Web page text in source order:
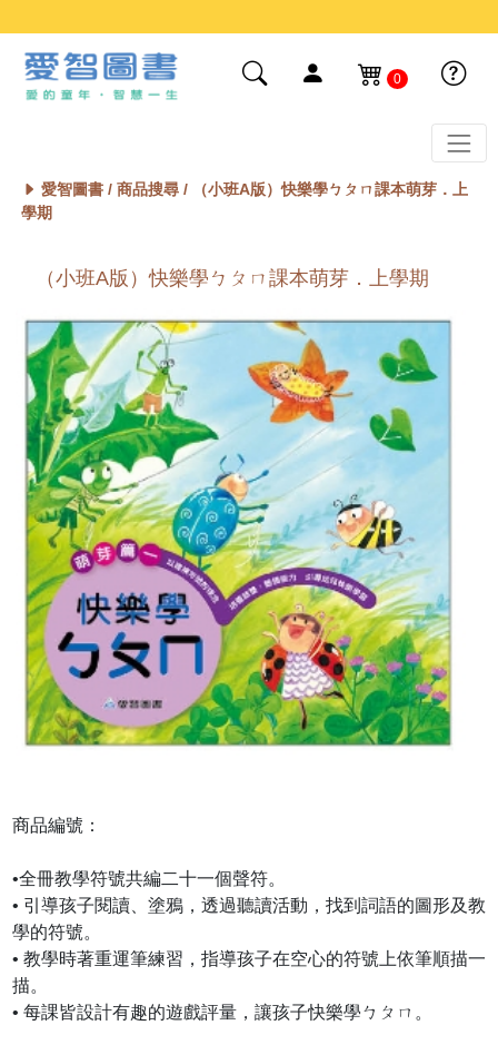
0
愛智圖書 / 商品搜尋/ （小班A版）快樂學ㄅㄆㄇ課本萌芽．上
學期
（小班A版）快樂學ㄅㄆㄇ課本萌芽．上學期
商品編號：
•全冊教學符號共編二十一個聲符。
• 引導孩子閱讀、塗鴉，透過聽讀活動，找到詞語的圖形及教
學的符號。
• 教學時著重運筆練習，指導孩子在空心的符號上依筆順描一
描。
• 每課皆設計有趣的遊戲評量，讓孩子快樂學ㄅㄆㄇ。